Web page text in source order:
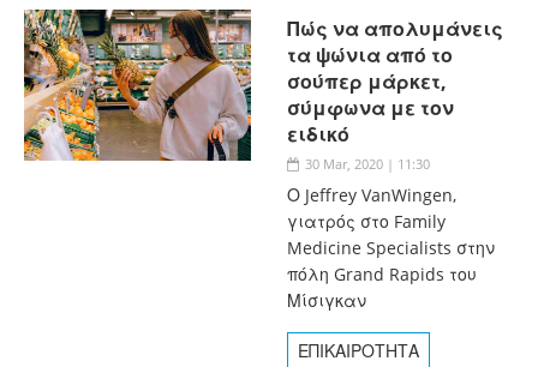
Πώς να απολυμάνεις
τα ψώνια από το
σούπερ μάρκετ,
σύμφωνα με τον
ειδικό
30 Mar, 2020 | 11:30
Ο Jeffrey VanWingen,
γιατρός στο Family
Medicine Specialists στην
πόλη Grand Rapids του
Μίσιγκαν
ΕΠΙΚΑΙΡΟΤΗΤΑ